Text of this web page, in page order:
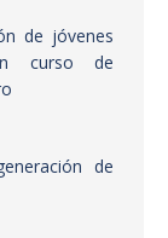
de jóvenes
curso de
de